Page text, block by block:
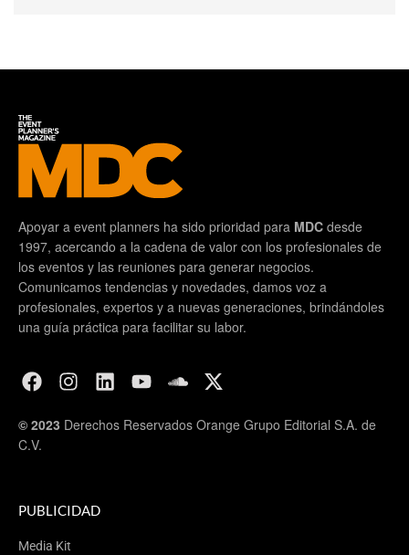
Apoyar a event planners ha sido prioridad para MDC desde
1997, acercando a la cadena de valor con los profesionales de
los eventos y las reuniones para generar negocios.
Comunicamos tendencias y novedades, damos voz a
profesionales, expertos y a nuevas generaciones, brindándoles
una guía práctica para facilitar su labor.
© 2023 Derechos Reservados Orange Grupo Editorial S.A. de
C.V.
PUBLICIDAD
Media Kit